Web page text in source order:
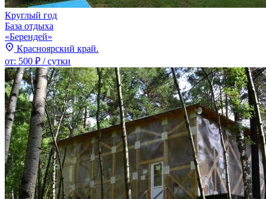
Круглый год
База отдыха
«Берендей»
Красноярский край.
от: 500 ₽ / сутки